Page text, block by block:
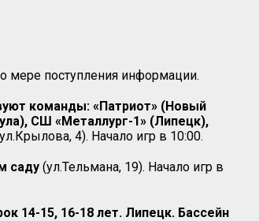
мере поступления информации.
команды: «Патриот» (Новый
СШ «Металлург-1» (Липецк),
4). Начало игр в 10:00.
саду (ул.Тельмана, 19). Начало игр в
14-15, 16-18 лет. Липецк. Бассейн